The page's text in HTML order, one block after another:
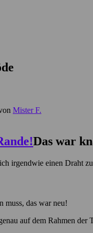
Mister F.
Das war
irgendwie einen Draht
muss, das war neu!
auf dem Rahmen